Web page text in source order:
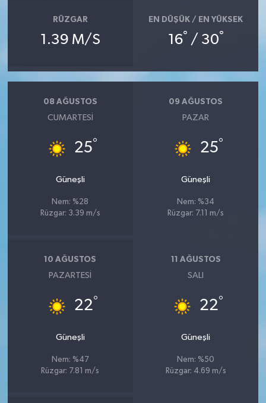
RÜZGAR
1.39 M/S
EN DÜŞÜK / EN YÜKSEK
16° / 30°
08 AĞUSTOS
CUMARTESI
25°
Güneşli
Nem: %28
Rüzgar: 3.39 m/s
09 AĞUSTOS
PAZAR
25°
Güneşli
Nem: %34
Rüzgar: 7.11 m/s
10 AĞUSTOS
PAZARTESI
22°
Güneşli
Nem: %47
Rüzgar: 7.81 m/s
11 AĞUSTOS
SALI
22°
Güneşli
Nem: %50
Rüzgar: 4.69 m/s